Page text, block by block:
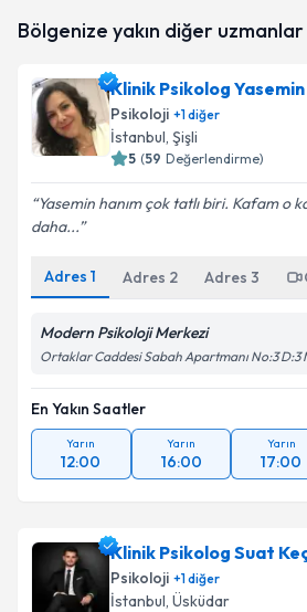
talebi oluşturun. Size bu
bilgilendireceğiz.
E-posta Adresiniz
kapsamda işlenmesini kabul
Takvim Talebini
Bölgenize yakın diğer uzmanlar
Klinik Psikolog Yasemin
Psikoloji +1diğer
İstanbul, Şişli
5 (59 Değerlendirme)
Yasemin hanım çok tatlı biri. Kafam o
daha...
Adres 1 Adres 2 Adres 3
Modern Psikoloji Merkezi
Ortaklar Caddesi Sabah Apartmanı No:3 D:3
En Yakın Saatler
Yarın
12:00
Yarın
16:00
Yarın
17:00
Klinik Psikolog Suat
Psikoloji +1diğer
İstanbul, Üsküdar